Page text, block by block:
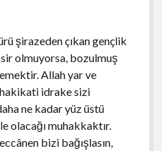
şirazeden çıkan gençlik
olmuyorsa, bozulmuş
Allah yar ve
hakikati idrake sizi
ne kadar yüz üstü
olacağı muhakkaktır.
bizi bağışlasın,